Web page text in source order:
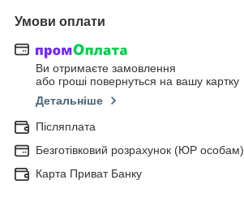
Умови оплати
Ви отримаєте замовлення
або гроші повернуться на вашу картку
Детальніше
Післяплата
Безготівковий розрахунок (ЮР особам)
Карта Приват Банку